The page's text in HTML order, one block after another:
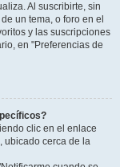
Al suscribirte, sin
un tema, o foro en el
y las suscripciones
en "Preferencias de
clic en el enlace
ubicado cerca de la